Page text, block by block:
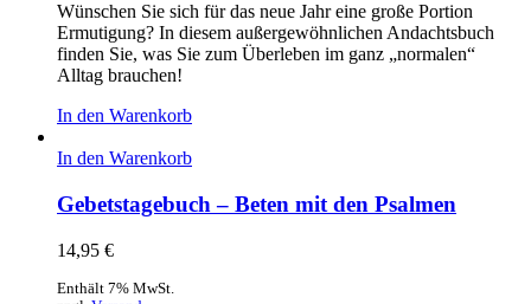
Wünschen Sie sich für das neue Jahr eine große Portion
Ermutigung? In diesem außergewöhnlichen Andachtsbuch
finden Sie, was Sie zum Überleben im ganz „normalen“
Alltag brauchen!
In den Warenkorb
In den Warenkorb
Gebetstagebuch – Beten mit den Psalmen
14,95 €
Enthält 7% MwSt.